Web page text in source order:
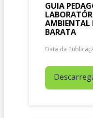
GUIA
AMBIENTAL
BARATA
Data da